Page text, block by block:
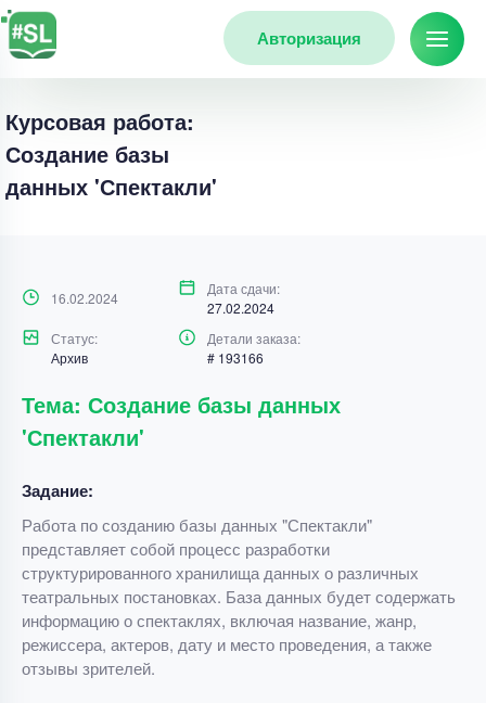
Авторизация
Курсовая работа:
Создание базы
данных 'Спектакли'
16.02.2024
Дата сдачи:
27.02.2024
Статус:
Архив
Детали заказа:
# 193166
Тема: Создание базы данных
'Спектакли'
Задание:
Работа по созданию базы данных "Спектакли"
представляет собой процесс разработки
структурированного хранилища данных о различных
театральных постановках. База данных будет содержать
информацию о спектаклях, включая название, жанр,
режиссера, актеров, дату и место проведения, а также
отзывы зрителей.